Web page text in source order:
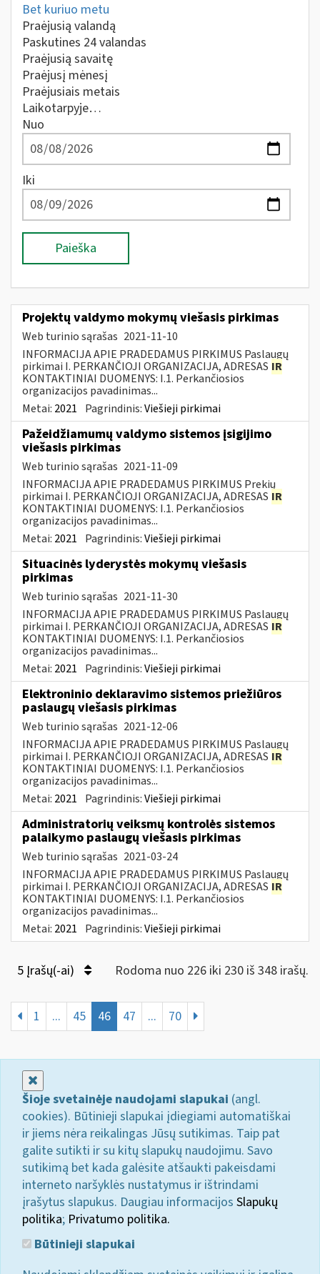
Bet kuriuo metu
Praėjusią valandą
Paskutines 24 valandas
Praėjusią savaitę
Praėjusį mėnesį
Praėjusiais metais
Laikotarpyje…
Nuo
Iki
Paieška
Projektų valdymo mokymų viešasis pirkimas
Web turinio sąrašas 2021-11-10
INFORMACIJA APIE PRADEDAMUS PIRKIMUS Paslaugų
pirkimai I. PERKANČIOJI ORGANIZACIJA, ADRESAS IR
KONTAKTINIAI DUOMENYS: I.1. Perkančiosios
organizacijos pavadinimas...
Metai: 2021 Pagrindinis:Viešieji pirkimai
Pažeidžiamumų valdymo sistemos įsigijimo
viešasis pirkimas
Web turinio sąrašas 2021-11-09
INFORMACIJA APIE PRADEDAMUS PIRKIMUS Prekių
pirkimai I. PERKANČIOJI ORGANIZACIJA, ADRESAS IR
KONTAKTINIAI DUOMENYS: I.1. Perkančiosios
organizacijos pavadinimas...
Metai: 2021 Pagrindinis:Viešieji pirkimai
Situacinės lyderystės mokymų viešasis
pirkimas
Web turinio sąrašas 2021-11-30
INFORMACIJA APIE PRADEDAMUS PIRKIMUS Paslaugų
pirkimai I. PERKANČIOJI ORGANIZACIJA, ADRESAS IR
KONTAKTINIAI DUOMENYS: I.1. Perkančiosios
organizacijos pavadinimas...
Metai: 2021 Pagrindinis:Viešieji pirkimai
Elektroninio deklaravimo sistemos priežiūros
paslaugų viešasis pirkimas
Web turinio sąrašas 2021-12-06
INFORMACIJA APIE PRADEDAMUS PIRKIMUS Paslaugų
pirkimai I. PERKANČIOJI ORGANIZACIJA, ADRESAS IR
KONTAKTINIAI DUOMENYS: I.1. Perkančiosios
organizacijos pavadinimas...
Metai: 2021 Pagrindinis:Viešieji pirkimai
Administratorių veiksmų kontrolės sistemos
palaikymo paslaugų viešasis pirkimas
Web turinio sąrašas 2021-03-24
INFORMACIJA APIE PRADEDAMUS PIRKIMUS Paslaugų
pirkimai I. PERKANČIOJI ORGANIZACIJA, ADRESAS IR
KONTAKTINIAI DUOMENYS: I.1. Perkančiosios
organizacijos pavadinimas...
Metai: 2021 Pagrindinis:Viešieji pirkimai
5 Įrašų(-ai) Rodoma nuo 226 iki 230 iš 348 irašų.
1 ... 45 46 47 ... 70
Šioje svetainėje naudojami slapukai (angl.
cookies). Būtinieji slapukai įdiegiami automatiškai
ir jiems nėra reikalingas Jūsų sutikimas. Taip pat
galite sutikti ir su kitų slapukų naudojimu. Savo
sutikimą bet kada galėsite atšaukti pakeisdami
interneto naršyklės nustatymus ir ištrindami
įrašytus slapukus. Daugiau informacijos Slapukų
politika; Privatumo politika.
Būtinieji slapukai